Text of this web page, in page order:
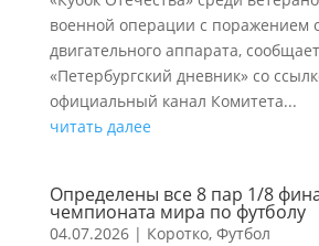
военной операции с поражением
двигательного аппарата, сообщает
«Петербургский дневник» со
официальный канал Комитета...
читать далее
Определены все 8 пар 1/8
чемпионата мира по футболу
04.07.2026| Коротко, Футбол